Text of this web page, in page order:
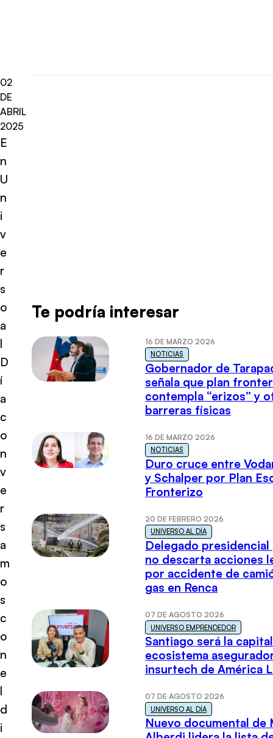
02
DE
ABRIL
2025
E
n
U
n
i
v
e
r
s
o
a
l
D
í
a
c
o
n
v
e
r
s
a
m
o
s
c
o
n
e
l
d
i
Te podría interesar
16 DE MARZO 2026
NOTICIAS
Gobernador de
señala que plan
contempla “erizos” y
barreras físicas
16 DE MARZO 2026
NOTICIAS
Duro cruce entre
y Schalper por Plan
Fronterizo
20 DE FEBRERO 2026
UNIVERSO AL DÍA
Delegado presidencial
no descarta acciones
por accidente de
gas en Renca
07 DE AGOSTO 2026
UNIVERSO EMPRENDEDOR
Santiago será la
ecosistema
insurtech de América
07 DE AGOSTO 2026
UNIVERSO AL DÍA
Nuevo documental de